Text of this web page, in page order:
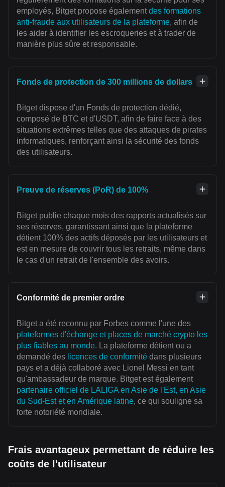
employés, Bitget propose également des formations
anti-fraude aux utilisateurs de la plateforme, afin de
les aider à identifier les escroqueries et à trader de
manière plus sûre et responsable.
Fonds de protection de 300 millions de dollars
Bitget dispose d'un Fonds de protection dédié,
composé de BTC et d'USDT, afin de faire face à des
situations extrêmes telles que des attaques de pirates
informatiques, renforçant ainsi la sécurité des fonds
des utilisateurs.
Preuve de réserves (PoR) de 100%
Bitget publie chaque mois des rapports actualisés sur
ses réserves, garantissant ainsi que la plateforme
détient 100% des actifs déposés par les utilisateurs et
est en mesure de couvrir tous les retraits, même dans
le cas d'un retrait de l'ensemble des avoirs.
Conformité de premier ordre
Bitget a été reconnu par Forbes comme l'une des
plateformes d'échange et places de marché crypto les
plus fiables au monde. La plateforme détient ou a
demandé des licences de conformité dans plusieurs
pays et a déjà collaboré avec Lionel Messi en tant
qu'ambassadeur de marque. Bitget est également
partenaire officiel de LALIGA en Asie de l'Est, en Asie
du Sud-Est et en Amérique latine, ce qui souligne sa
forte notoriété mondiale.
Frais avantageux permettant de réduire les
coûts de l'utilisateur